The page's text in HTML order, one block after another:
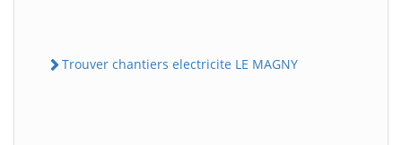
Trouver chantiers electricite LE MAGNY